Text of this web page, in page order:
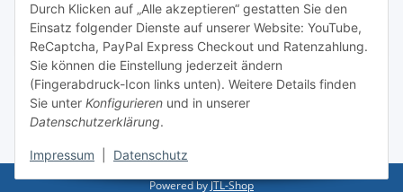
Durch Klicken auf „Alle akzeptieren“ gestatten Sie den
Einsatz folgender Dienste auf unserer Website: YouTube,
ReCaptcha, PayPal Express Checkout und Ratenzahlung.
Sie können die Einstellung jederzeit ändern
(Fingerabdruck-Icon links unten). Weitere Details finden
Sie unter Konfigurieren und in unserer
Datenschutzerklärung.
Impressum Datenschutz
Vertrag widerrufen
Powered byJTL-Shop